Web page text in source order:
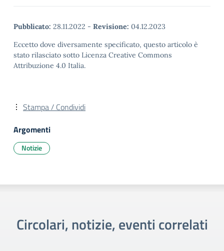
Pubblicato: 28.11.2022 - Revisione: 04.12.2023
Eccetto dove diversamente specificato, questo articolo è
stato rilasciato sotto Licenza Creative Commons
Attribuzione 4.0 Italia.
Stampa / Condividi
Argomenti
Notizie
Circolari, notizie, eventi correlati